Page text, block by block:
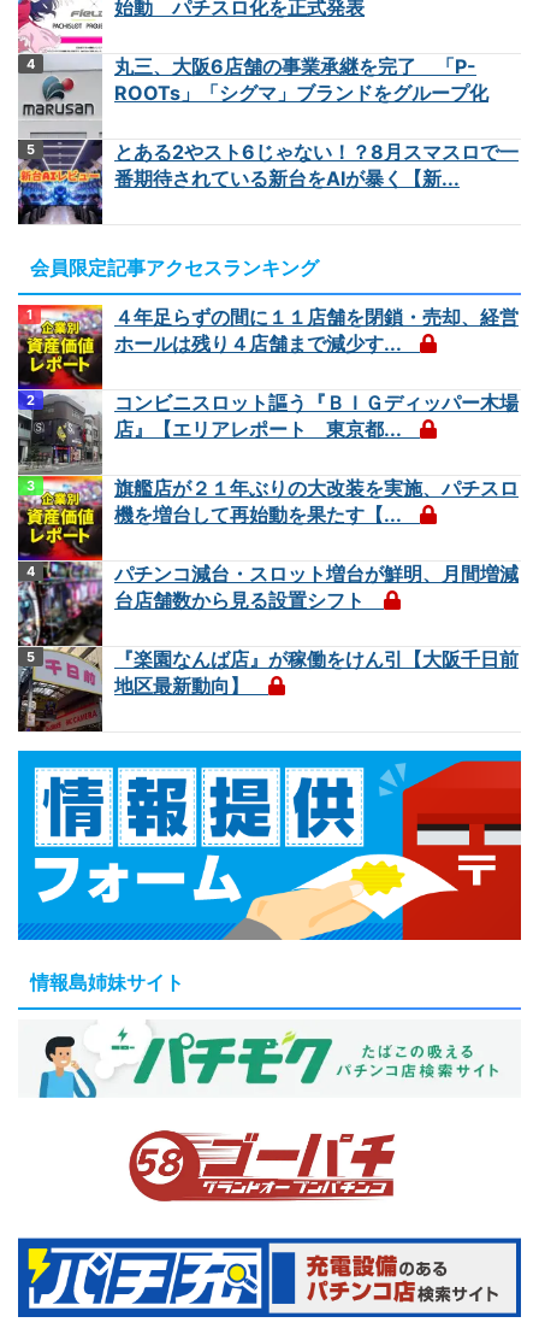
始動 パチスロ化を正式発表
丸三、大阪6店舗の事業承継を完了 「P-
ROOTs」「シグマ」ブランドをグループ化
とある2やスト6じゃない！？8月スマスロで一
番期待されている新台をAIが暴く【新...
会員限定記事アクセスランキング
４年足らずの間に１１店舗を閉鎖・売却、経営
ホールは残り４店舗まで減少す...
コンビニスロット謳う『ＢＩＧディッパー木場
店』【エリアレポート 東京都...
旗艦店が２１年ぶりの大改装を実施、パチスロ
機を増台して再始動を果たす【...
パチンコ減台・スロット増台が鮮明、月間増減
台店舗数から見る設置シフト
『楽園なんば店』が稼働をけん引【大阪千日前
地区最新動向】
情報島姉妹サイト